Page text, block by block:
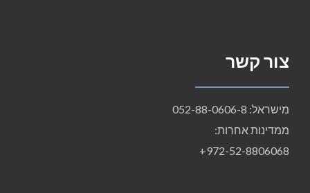
צור קשר
מישראל: 052-88-0606-8
ממדינות אחרות:
972-52-8806068+